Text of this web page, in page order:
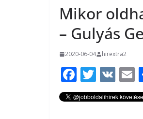
Mikor
– Gulyás
2020-06-04 hirextra2
F
ac
e
T
w
itt
V
K
E